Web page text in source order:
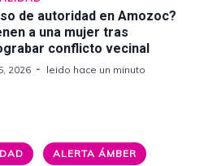
de autoridad en Amozoc?
a una mujer tras
conflicto vecinal
2026 leido hace un minuto
ALERTA ÁMBER